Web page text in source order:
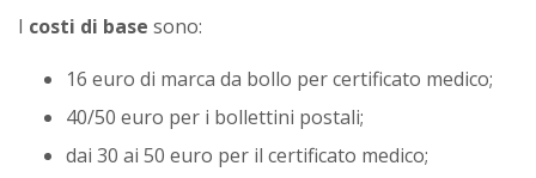
I costi di base sono:
16 euro di marca da bollo per certificato medico;
40/50 euro per i bollettini postali;
dai 30 ai 50 euro per il certificato medico;